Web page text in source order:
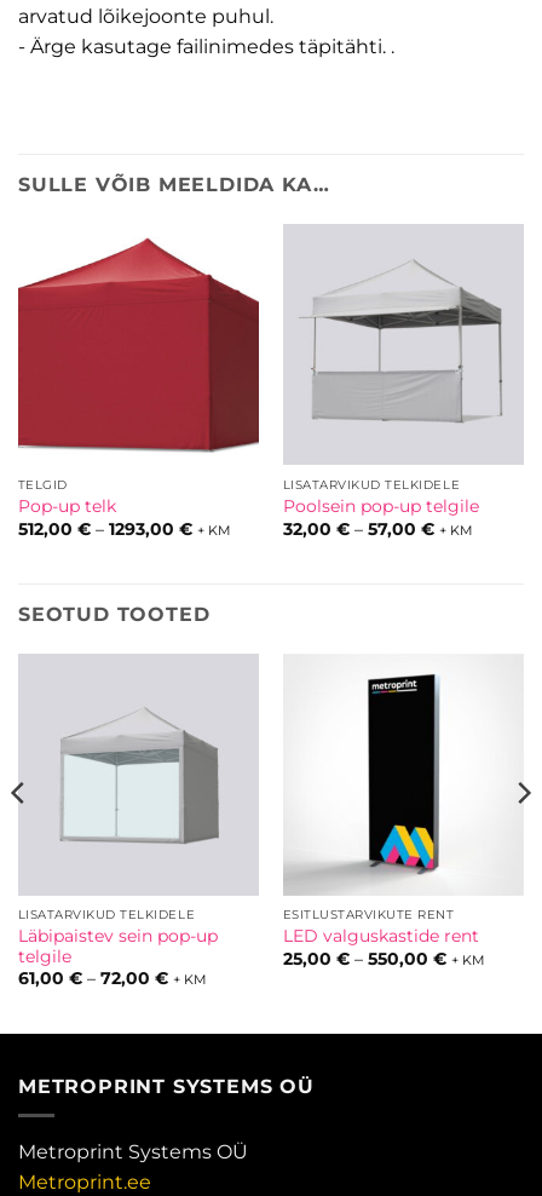
arvatud lõikejoonte puhul.
- Ärge kasutage failinimedes täpitähti. .
SULLE VÕIB MEELDIDA KA…
TELGID
Pop-up telk
512,00 € – 1293,00 €Hinnavahemik:
+ KM
LISATARVIKUD TELKIDELE
Poolsein pop-up telgile
32,00 € – 57,00 € + KM
SEOTUD TOOTED
LISATARVIKUD TELKIDELE
Läbipaistev sein pop-up
telgile
61,00 € – 72,00 €Hinnavahemik:
+ KM
ESITLUSTARVIKUTE RENT
LED valguskastide rent
25,00 € – 550,00 € + KM
METROPRINT SYSTEMS OÜ
Metroprint Systems OÜ
Metroprint.ee